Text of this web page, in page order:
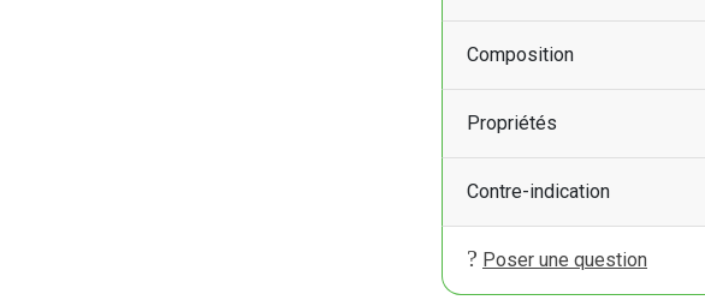
Composition
Propriétés
Contre-indication
Poser une question